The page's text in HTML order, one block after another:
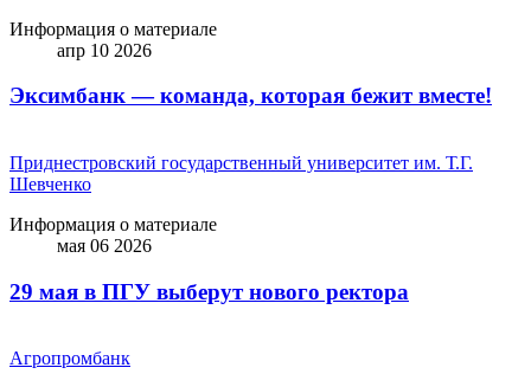
Информация о материале
апр 10 2026
Эксимбанк — команда, которая бежит вместе!
Приднестровский государственный университет им. Т.Г.
Шевченко
Информация о материале
мая 06 2026
29 мая в ПГУ выберут нового ректора
Агропромбанк